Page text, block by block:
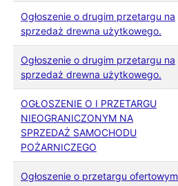
Ogłoszenie o drugim przetargu na
sprzedaż drewna użytkowego.
Ogłoszenie o drugim przetargu na
sprzedaż drewna użytkowego.
OGŁOSZENIE O I PRZETARGU
NIEOGRANICZONYM NA
SPRZEDAŻ SAMOCHODU
POŻARNICZEGO
Ogłoszenie o przetargu ofertowym